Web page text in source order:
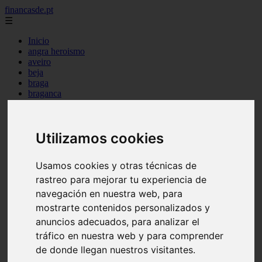
Utilizamos cookies
Usamos cookies y otras técnicas de
rastreo para mejorar tu experiencia de
navegación en nuestra web, para
mostrarte contenidos personalizados y
anuncios adecuados, para analizar el
tráfico en nuestra web y para comprender
de donde llegan nuestros visitantes.
financasde.pt
☰
Inicio
angra heroismo
aveiro
beja
braga
braganca
faro
guarda
leiria
lisboa
ponta delgada
portalegre
porto
santarem
setubal
viana castelo